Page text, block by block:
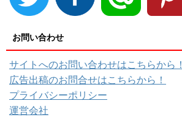
お問い合わせ
サイトへのお問い合わせはこちらから！
広告出稿のお問合せはこちらから！
プライバシーポリシー
運営会社